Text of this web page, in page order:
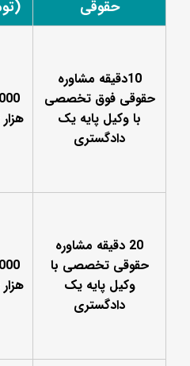
حقوقی
10دقیقه مشاوره
حقوقی فوق تخصصی
با وکیل پایه یک
دادگستری
20 دقیقه مشاوره
حقوقی تخصصی با
وکیل پایه یک
دادگستری